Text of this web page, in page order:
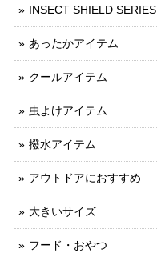
INSECT SHIELD SERIES
あったかアイテム
クールアイテム
虫よけアイテム
撥水アイテム
アウトドアにおすすめ
大きいサイズ
フード・おやつ